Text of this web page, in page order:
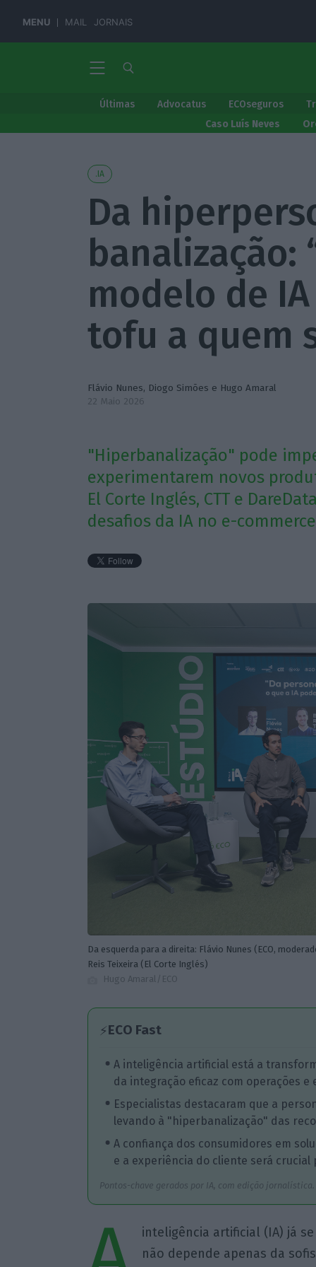
MENU MAIL JORNAIS
Últimas Advocatus ECOseguros
Caso Luís Neves
.IA
Da
banalização:
modelo de
tofu a quem
Flávio Nunes, Diogo Simões e Hugo Amaral
22 Maio 2026
"Hiperbanalização" pode
experimentarem novos
El Corte Inglés, CTT e
desafios da IA no e-
Da esquerda para a direita: Flávio Nunes (ECO,
Reis Teixeira (El Corte Inglés)
Hugo Amaral/ECO
⚡ECO Fast
A inteligência artificial está a
da integração eficaz com operações
Especialistas destacaram que a
levando à "hiperbanalização" das
A confiança dos consumidores em
e a experiência do cliente será
Pontos-chave gerados por IA, com edição jornalística.
inteligência artificial (IA) já
não depende apenas da